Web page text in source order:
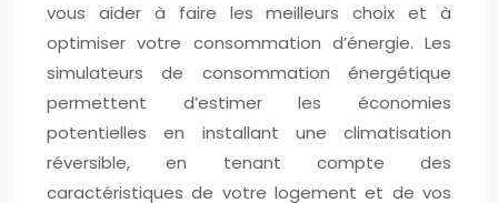
vous aider à faire les meilleurs choix et à
optimiser votre consommation d’énergie. Les
simulateurs de consommation énergétique
permettent d’estimer les économies
potentielles en installant une climatisation
réversible, en tenant compte des
caractéristiques de votre logement et de vos